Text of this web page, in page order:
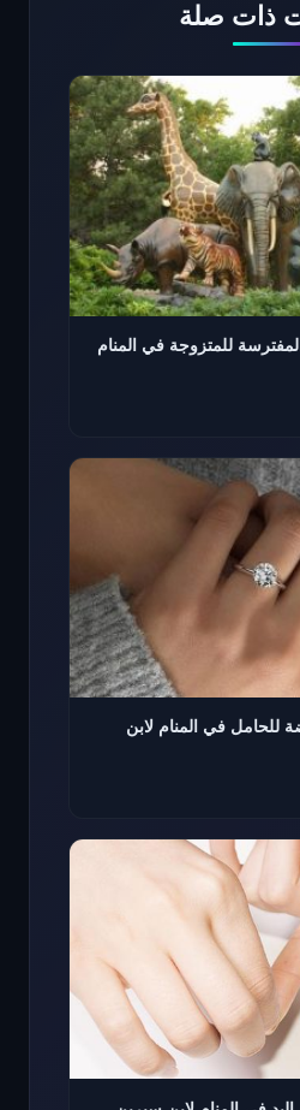
ذات صلة
للمتزوجة في المنام
للحامل في المنام لابن